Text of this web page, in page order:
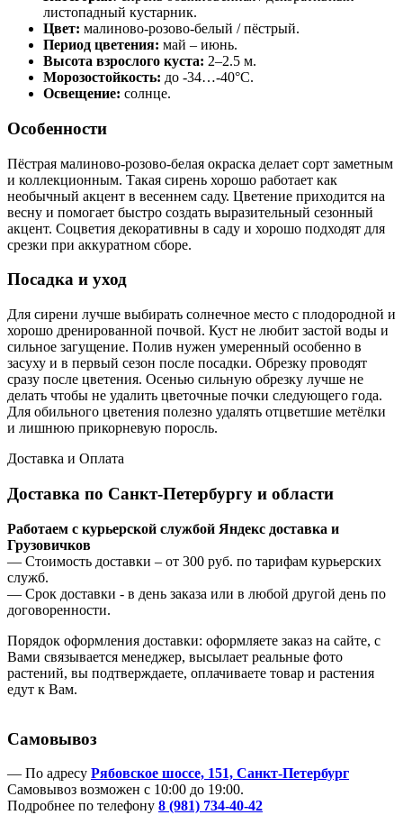
листопадный кустарник.
Цвет: малиново-розово-белый / пёстрый.
Период цветения: май – июнь.
Высота взрослого куста: 2–2.5 м.
Морозостойкость: до -34…-40°C.
Освещение: солнце.
Особенности
Пёстрая малиново-розово-белая окраска делает сорт заметным
и коллекционным. Такая сирень хорошо работает как
необычный акцент в весеннем саду. Цветение приходится на
весну и помогает быстро создать выразительный сезонный
акцент. Соцветия декоративны в саду и хорошо подходят для
срезки при аккуратном сборе.
Посадка и уход
Для сирени лучше выбирать солнечное место с плодородной и
хорошо дренированной почвой. Куст не любит застой воды и
сильное загущение. Полив нужен умеренный особенно в
засуху и в первый сезон после посадки. Обрезку проводят
сразу после цветения. Осенью сильную обрезку лучше не
делать чтобы не удалить цветочные почки следующего года.
Для обильного цветения полезно удалять отцветшие метёлки
и лишнюю прикорневую поросль.
Доставка и Оплата
Доставка по Санкт-Петербургу и области
Работаем с курьерской службой Яндекс доставка и
Грузовичков
— Стоимость доставки – от 300 руб. по тарифам курьерских
служб.
— Срок доставки - в день заказа или в любой другой день по
договоренности.
Порядок оформления доставки: оформляете заказ на сайте, с
Вами связывается менеджер, высылает реальные фото
растений, вы подтверждаете, оплачиваете товар и растения
едут к Вам.
Самовывоз
— По адресу Рябовское шоссе, 151, Санкт-Петербург
Самовывоз возможен с 10:00 до 19:00.
Подробнее по телефону 8 (981) 734-40-42